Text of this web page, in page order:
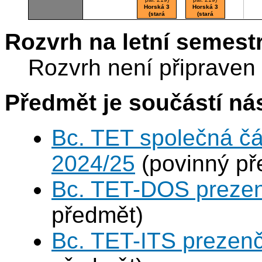
Horská 3
(stará
budova)
Cvičebna
Horská 3
(stará
budova)
Rozvrh na letní
Rozvrh není připraven
Předmět je součástí
Bc. TET společná
2024/25 (povinný
Bc. TET-DOS
předmět)
Bc. TET-ITS